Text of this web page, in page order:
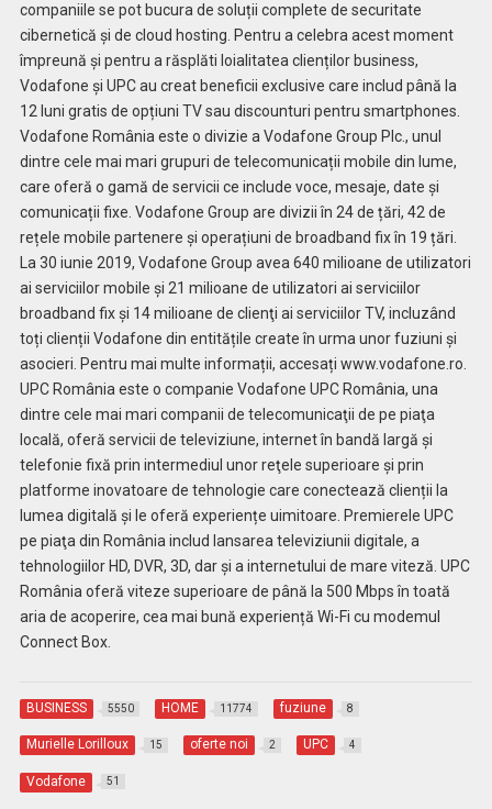
companiile se pot bucura de soluții complete de securitate
cibernetică și de cloud hosting. Pentru a celebra acest moment
împreună și pentru a răsplăti loialitatea clienților business,
Vodafone și UPC au creat beneficii exclusive care includ până la
12 luni gratis de opțiuni TV sau discounturi pentru smartphones.
Vodafone România este o divizie a Vodafone Group Plc., unul
dintre cele mai mari grupuri de telecomunicații mobile din lume,
care oferă o gamă de servicii ce include voce, mesaje, date și
comunicații fixe. Vodafone Group are divizii în 24 de țări, 42 de
rețele mobile partenere și operațiuni de broadband fix în 19 țări.
La 30 iunie 2019, Vodafone Group avea 640 milioane de utilizatori
ai serviciilor mobile și 21 milioane de utilizatori ai serviciilor
broadband fix şi 14 milioane de clienţi ai serviciilor TV, incluzând
toți clienții Vodafone din entitățile create în urma unor fuziuni și
asocieri. Pentru mai multe informații, accesați www.vodafone.ro.
UPC România este o companie Vodafone UPC România, una
dintre cele mai mari companii de telecomunicaţii de pe piaţa
locală, oferă servicii de televiziune, internet în bandă largă și
telefonie fixă prin intermediul unor reţele superioare şi prin
platforme inovatoare de tehnologie care conectează clienții la
lumea digitală și le oferă experiențe uimitoare. Premierele UPC
pe piaţa din România includ lansarea televiziunii digitale, a
tehnologiilor HD, DVR, 3D, dar şi a internetului de mare viteză. UPC
România oferă viteze superioare de până la 500 Mbps în toată
aria de acoperire, cea mai bună experiență Wi-Fi cu modemul
Connect Box.
BUSINESS 5550 HOME 11774 fuziune 8
Murielle Lorilloux 15 oferte noi 2 UPC 4
Vodafone 51